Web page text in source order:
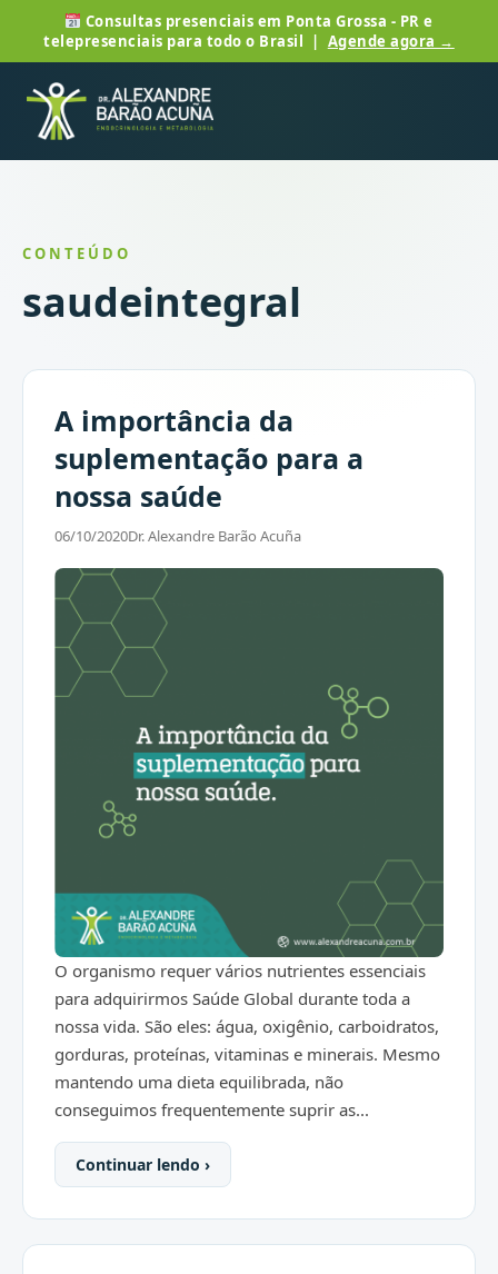
Consultas presenciais em Ponta Grossa - PR e
telepresenciais para todo o Brasil | Agende agora →
CONTEÚDO
saudeintegral
A importância da
suplementação para a
nossa saúde
06/10/2020Dr. Alexandre Barão Acuña
O organismo requer vários nutrientes essenciais
para adquirirmos Saúde Global durante toda a
nossa vida. São eles: água, oxigênio, carboidratos,
gorduras, proteínas, vitaminas e minerais. Mesmo
mantendo uma dieta equilibrada, não
conseguimos frequentemente suprir as...
Continuar lendo ›